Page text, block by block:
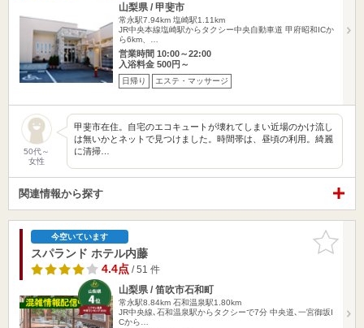
山梨県 / 甲斐市
常永駅7.94km 塩崎駅1.11km
JR中央本線塩崎駅からタクシー中央自動車道 甲府昭和ICか
ら6km、…
営業時間 10:00～22:00
入浴料金 500円～
日帰り エステ・マッサージ
50代～
女性
甲斐市在住。自宅のエコキュートが壊れてしまい近場のかけ流し
は無いかとネットで見つけました。時間帯は、昼頃の利用。綺麗
に清掃…
関連情報から探す
お気に入
りに追加
今空いています
スパランド ホテル内藤
4.4点/ 51 件
山梨県 / 笛吹市石和町
常永駅8.84km 石和温泉駅1.80km
JR中央線､石和温泉駅からタクシーで7分 中央道､一宮御坂I
Cから…